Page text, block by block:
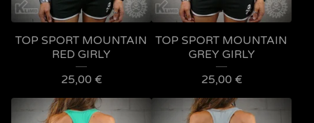
TOP SPORT MOUNTAIN
RED GIRLY
25,00 €
TOP SPORT MOUNTAIN
GREY GIRLY
25,00 €